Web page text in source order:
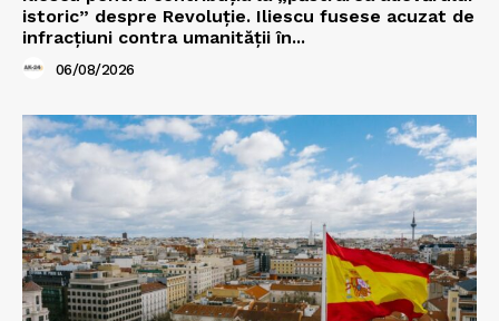
istoric” despre Revoluție. Iliescu fusese acuzat de
infracțiuni contra umanității în...
06/08/2026